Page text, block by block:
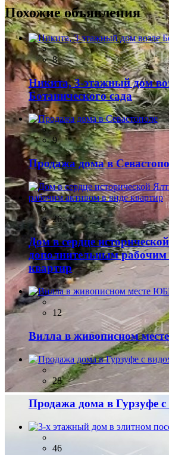
Похожие объявления
8
Никита, 3-этажный дом
Ботанического сада
9
Продажа дома в
26
Дом в сердце
дополнительным рабочим
квартир
12
Вилла в живописном
28
Продажа дома в Гурзуфе
46